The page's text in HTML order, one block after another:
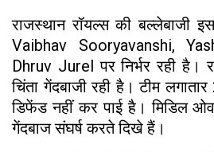
राजस्थान रॉयल्स की बल्लेबाजी
Vaibhav Sooryavanshi,
Dhruv Jurel पर निर्भर रही है।
चिंता गेंदबाजी रही है। टीम
डिफेंड नहीं कर पाई है। मिडिल
गेंदबाज संघर्ष करते दिखे हैं।